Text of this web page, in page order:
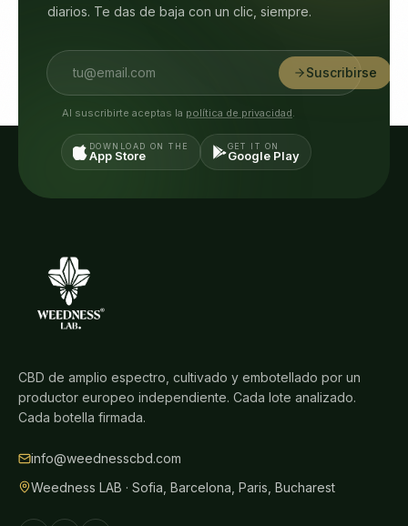
diarios. Te das de baja con un clic, siempre.
Suscribirse
Al suscribirte aceptas la política de privacidad
DOWNLOAD ON THE
App Store
GET IT ON
Google Play
CBD de amplio espectro, cultivado y embotellado por un
productor europeo independiente. Cada lote analizado.
Cada botella firmada.
info@weednesscbd.com
Weedness LAB · Sofia, Barcelona, Paris, Bucharest